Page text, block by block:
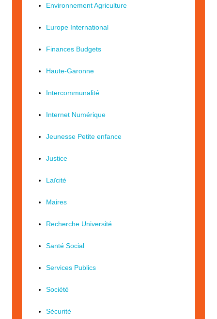
Environnement Agriculture
Europe International
Finances Budgets
Haute-Garonne
Intercommunalité
Internet Numérique
Jeunesse Petite enfance
Justice
Laïcité
Maires
Recherche Université
Santé Social
Services Publics
Société
Sécurité